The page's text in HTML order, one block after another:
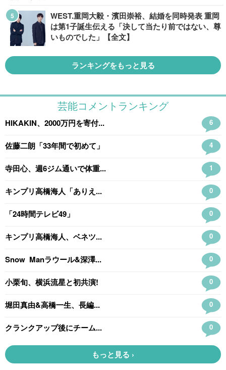
WEST.重岡大毅・濱田崇裕、結婚を同時発表 重岡
は第1子誕生伝える「決して当たり前ではない、尊
いものでした」【全文】
ランキングをもっと見る